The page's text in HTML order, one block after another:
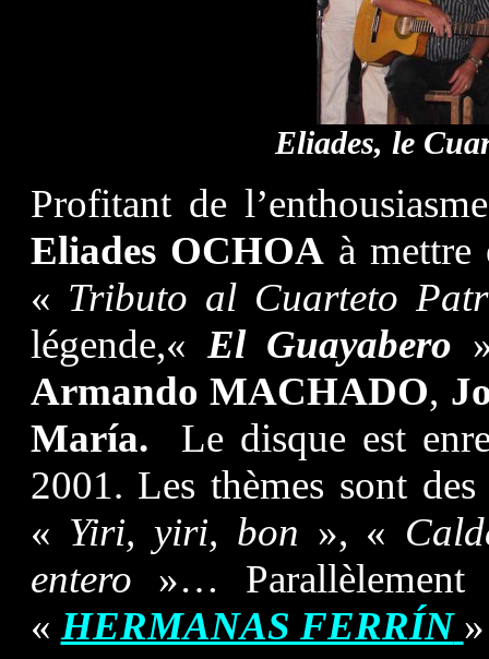
Eliades, le
Profitant de
Eliades OCHOAà mettre
« Tributo al Cuarteto
légende,« El Guayabero
Armando MACHADO,
María.
Le disque est
2001. Les thèmes sont des
« Yiri, yiri, bon », «
entero »…
« HERMANAS FERRÍN